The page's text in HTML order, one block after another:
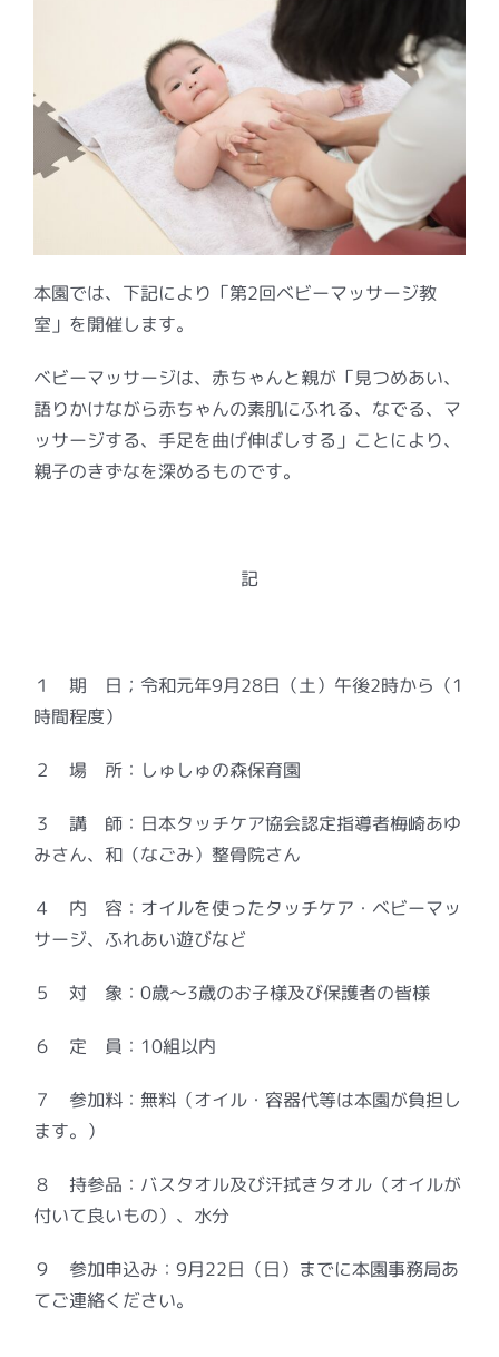
本園では、下記により「第2回ベビーマッサージ教
室」を開催します。
ベビーマッサージは、赤ちゃんと親が「見つめあい、
語りかけながら赤ちゃんの素肌にふれる、なでる、マ
ッサージする、手足を曲げ伸ばしする」ことにより、
親子のきずなを深めるものです。
記
１ 期 日；令和元年9月28日（土）午後2時から（1
時間程度）
２ 場 所：しゅしゅの森保育園
３ 講 師：日本タッチケア協会認定指導者梅崎あゆ
みさん、和（なごみ）整骨院さん
４ 内 容：オイルを使ったタッチケア・ベビーマッ
サージ、ふれあい遊びなど
５ 対 象：0歳～3歳のお子様及び保護者の皆様
６ 定 員：10組以内
７ 参加料：無料（オイル・容器代等は本園が負担し
ます。）
８ 持参品：バスタオル及び汗拭きタオル（オイルが
付いて良いもの）、水分
９ 参加申込み：9月22日（日）までに本園事務局あ
てご連絡ください。